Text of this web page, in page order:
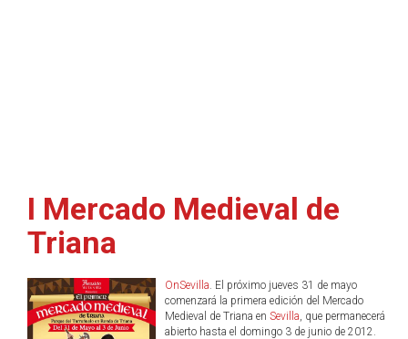
I Mercado Medieval de
Triana
OnSevilla. El próximo jueves 31 de mayo
comenzará la primera edición del Mercado
Medieval de Triana en Sevilla, que permanecerá
abierto hasta el domingo 3 de junio de 2012.